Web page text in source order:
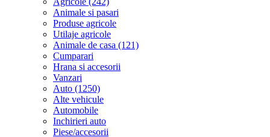
Animale si pasari
Produse agricole
Utilaje agricole
Animale de casa (121)
Cumparari
Hrana si accesorii
Vanzari
Auto (1250)
Alte vehicule
Automobile
Inchirieri auto
Piese/accesorii